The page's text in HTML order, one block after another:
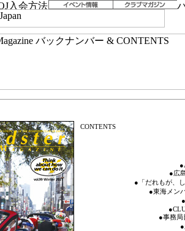
●広
●「だれもが、
●東海メン
●事務局